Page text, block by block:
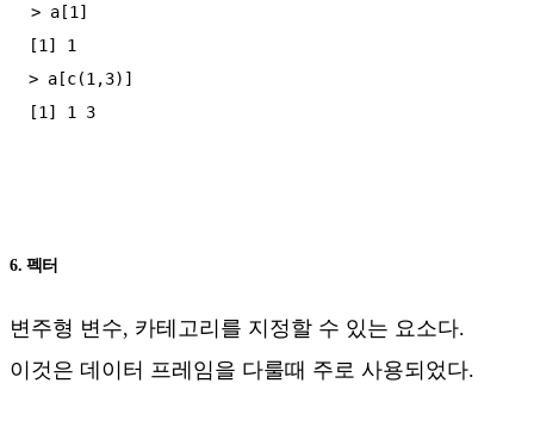
> a[1]
[1] 1
> a[c(1,3)]
6. 펙터
변주형 변수, 카테고리를 지정할 수 있는 요소다.
이것은 데이터 프레임을 다룰때 주로 사용되었다.